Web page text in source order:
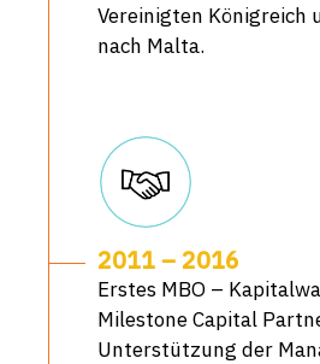
Vereinigten Königreich
nach Malta.
2011 – 2016
Erstes MBO –
Milestone Capital
Unterstützung der